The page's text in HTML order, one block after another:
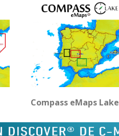
Compass eMaps Lake